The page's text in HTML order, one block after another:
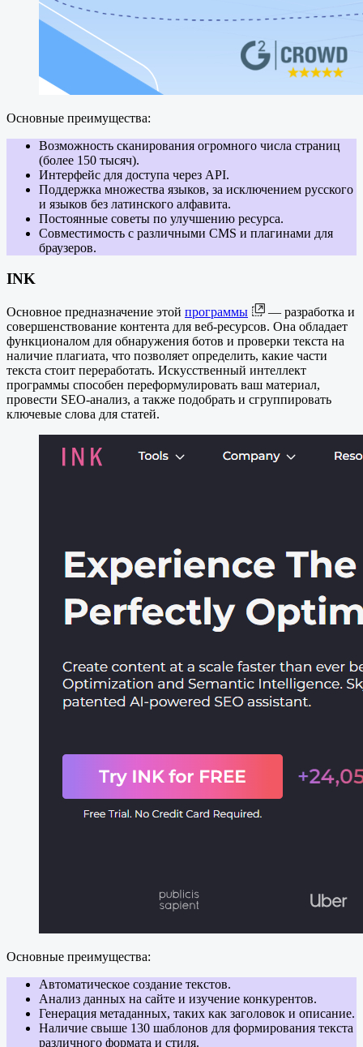
Основные преимущества:
Возможность сканирования огромного числа страниц
(более 150 тысяч).
Интерфейс для доступа через API.
Поддержка множества языков, за исключением русского
и языков без латинского алфавита.
Постоянные советы по улучшению ресурса.
Совместимость с различными CMS и плагинами для
браузеров.
INK
Основное предназначение этой программы
— разработка и
совершенствование контента для веб-ресурсов. Она обладает
функционалом для обнаружения ботов и проверки текста на
наличие плагиата, что позволяет определить, какие части
текста стоит переработать. Искусственный интеллект
программы способен переформулировать ваш материал,
провести SEO-анализ, а также подобрать и сгруппировать
ключевые слова для статей.
Основные преимущества:
Автоматическое создание текстов.
Анализ данных на сайте и изучение конкурентов.
Генерация метаданных, таких как заголовок и описание.
Наличие свыше 130 шаблонов для формирования текста
различного формата и стиля.